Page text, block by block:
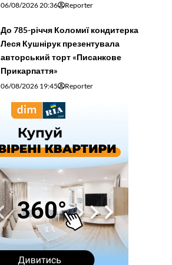
06/08/2026 20:36 Reporter
До 785-річчя Коломиї кондитерка
Леся Кушнірук презентувала
авторський торт «Писанкове
Прикарпаття»
06/08/2026 19:45 Reporter